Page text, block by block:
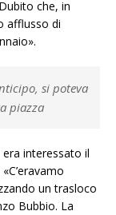
che, in
afflusso di
».
si poteva
piazza
interessato il
«C’eravamo
un trasloco
Bubbio. La